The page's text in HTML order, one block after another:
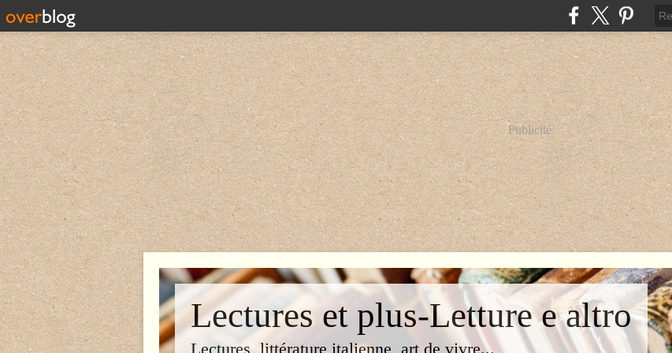
Publicité
Lectures et plus-Letture e altro
Lectures, littérature italienne, art de vivre...